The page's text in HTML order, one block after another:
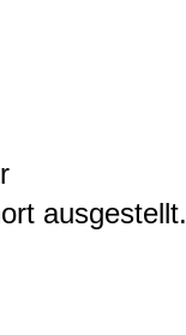
ausgestellt.